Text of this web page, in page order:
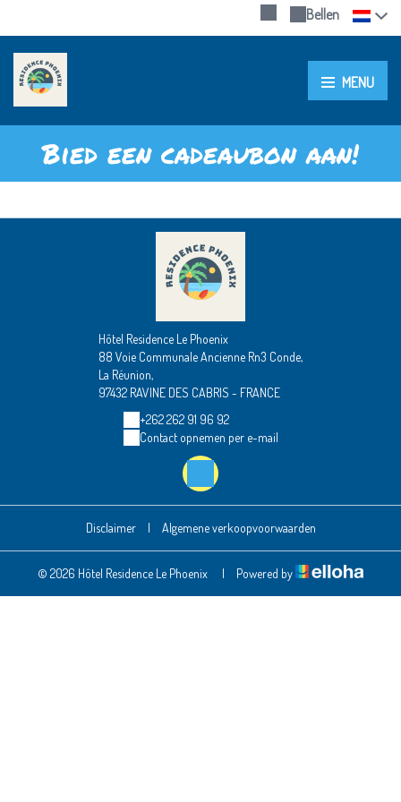
Bellen
MENU
Bied een cadeaubon aan!
Hôtel Residence Le Phoenix
88 Voie Communale Ancienne Rn3 Conde,
La Réunion,
97432 RAVINE DES CABRIS - FRANCE
+262 262 91 96 92
Contact opnemen per e-mail
Disclaimer | Algemene verkoopvoorwaarden
© 2026 Hôtel Residence Le Phoenix | Powered by